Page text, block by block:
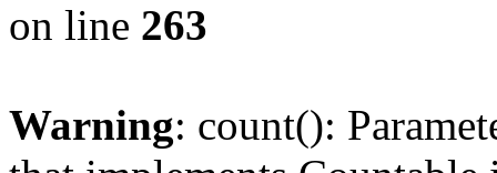
on line 263
Warning: count():